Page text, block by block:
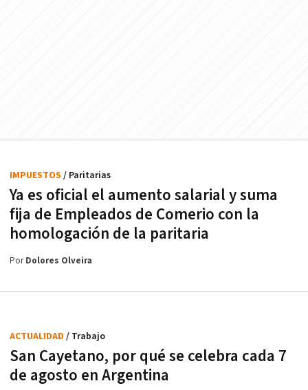
Ya es oficial el aumento salarial y suma
fija de Empleados de Comerio con la
homologación de la paritaria
IMPUESTOS / Paritarias
PorDolores Olveira
San Cayetano, por qué se celebra cada 7
de agosto en Argentina
ACTUALIDAD / Trabajo